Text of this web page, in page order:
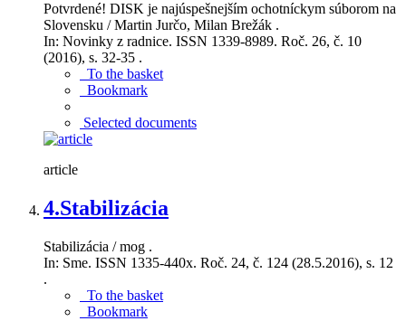
Potvrdené! DISK je najúspešnejším ochotníckym súborom na
Slovensku / Martin Jurčo, Milan Brežák .
In: Novinky z radnice. ISSN 1339-8989. Roč. 26, č. 10
(2016), s. 32-35 .
To the basket
Bookmark
Selected documents
article
4.Stabilizácia
Stabilizácia / mog .
In: Sme. ISSN 1335-440x. Roč. 24, č. 124 (28.5.2016), s. 12
.
To the basket
Bookmark